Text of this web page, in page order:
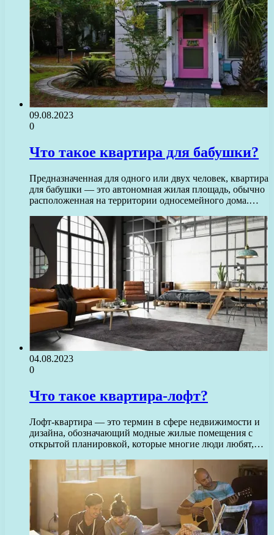
09.08.2023
0
Что такое квартира для бабушки?
Предназначенная для одного или двух человек, квартира
для бабушки — это автономная жилая площадь, обычно
расположенная на территории односемейного дома.…
04.08.2023
0
Что такое квартира-лофт?
Лофт-квартира — это термин в сфере недвижимости и
дизайна, обозначающий модные жилые помещения с
открытой планировкой, которые многие люди любят,…